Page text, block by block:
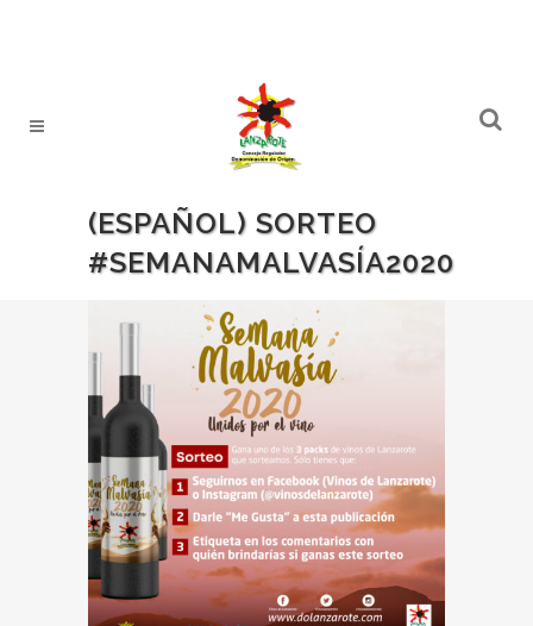
(ESPAÑOL) SORTEO
#SEMANAMALVASÍA2020